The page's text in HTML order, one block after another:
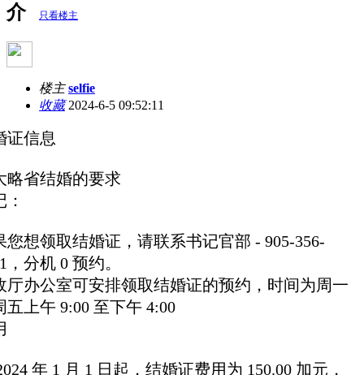
介
只看楼主
楼主 selfie
收藏2024-6-5 09:52:11
证信息
略省结婚的要求
：
您想领取结婚证，请联系书记官部 - 905-356-
，分机 0 预约。
厅办公室可安排领取结婚证的预约，时间为周一
五上午 9:00 至下午 4:00
年 1 月 1 日起，结婚证费用为 150.00 加元，